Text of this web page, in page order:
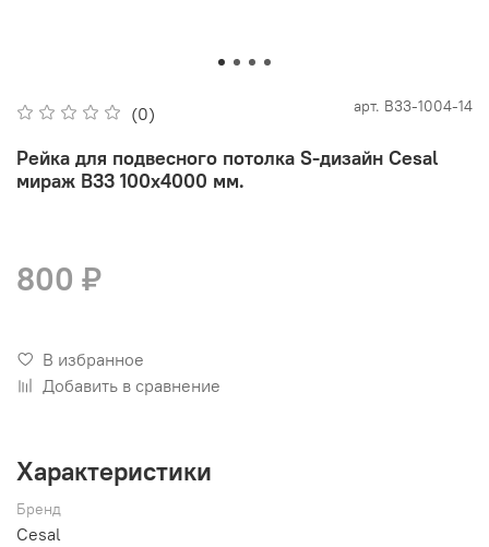
(0) арт. B33-1004-14
Рейка для подвесного потолка S-дизайн Cesal
мираж B33 100х4000 мм.
800 ₽
В избранное
Добавить в сравнение
Характеристики
Бренд
Cesal